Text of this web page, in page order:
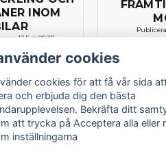
INOM
13 Feb 08:27
mest kända
imponerande
företaget
tal...
namn inom
har
cookies
cookies för att få vår sida
och erbjuda dig den bästa
Bekräfta ditt
att trycka på Acceptera alla eller
inställningarna